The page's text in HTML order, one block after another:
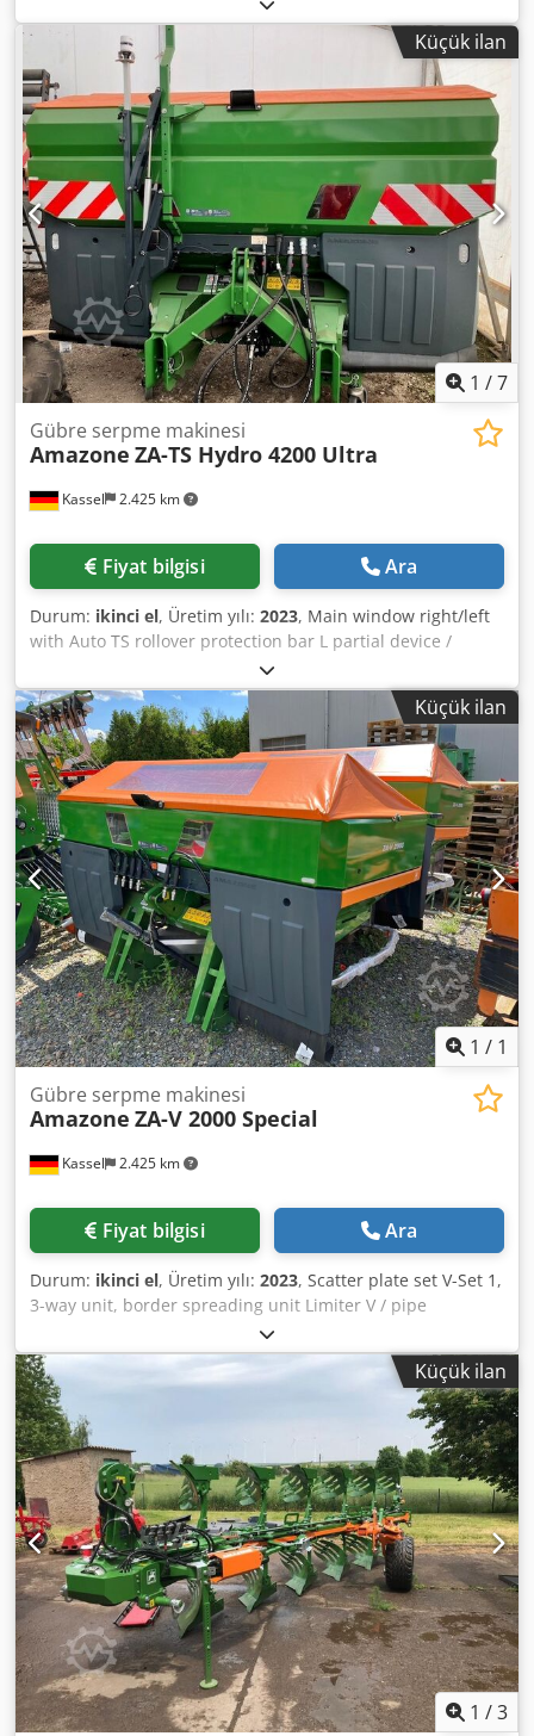
Küçük ilan
1 /7
Kassel 2.425 km
Gübre serpme makinesi
Amazone ZA-TS Hydro 4200 Ultra
Fiyat bilgisi Ara
Durum: ikinci el, Üretim yılı: 2023, Main window right/left
with Auto TS rollover protection bar L partial device /
swiveling, factory-installed. Inclination sensor for weighing
system, electronic / feed system adjustment. Profis
weighing system installation parts for ZA base units. LED /
rear lighting manual. Codpjt A Udgefx Apvsrf
Küçük ilan
1 / 1
Kassel 2.425 km
Gübre serpme makinesi
Amazone ZA-V 2000 Special
Fiyat bilgisi Ara
Durum: ikinci el, Üretim yılı: 2023, Scatter plate set V-Set 1,
3-way unit, border spreading unit Limiter V / pipe
protection bar S, plug-in roller device, spreading
mechanism ZA-V, container extension S / 2000, PTO shaft
with friction clutch, installation components for ZA basic
units, mudguard S / LED lighting Cjdet Dwh Rjpfx Apvorf
Küçük ilan
1 /3